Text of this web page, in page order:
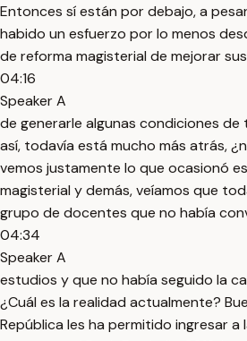
Entonces sí están por debajo, a
habido un esfuerzo por lo menos
de reforma magisterial de mejorar
04:16
Speaker A
de generarle algunas condiciones de
así, todavía está mucho más atrás,
vemos justamente lo que ocasionó
magisterial y demás, veíamos que
grupo de docentes que no había
04:34
Speaker A
estudios y que no había seguido la
¿Cuál es la realidad actualmente?
República les ha permitido ingresar a